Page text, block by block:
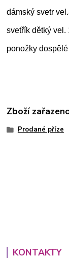
dámský svetr
svetřík dětký vel.
ponožky
Zboží
Prodané příze
KONTAKTY